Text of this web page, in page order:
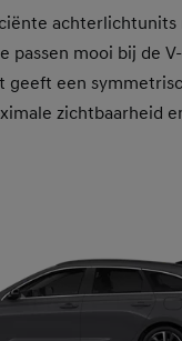
achterlichtunits
passen mooi bij de
geeft een
zichtbaarheid